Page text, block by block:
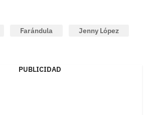
Farándula Jenny López
PUBLICIDAD